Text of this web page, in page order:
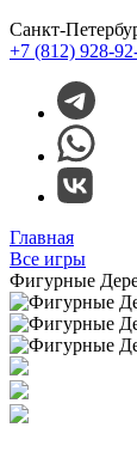
Санкт-
+7 (812) 928-
Главная
Все игры
Фигурные